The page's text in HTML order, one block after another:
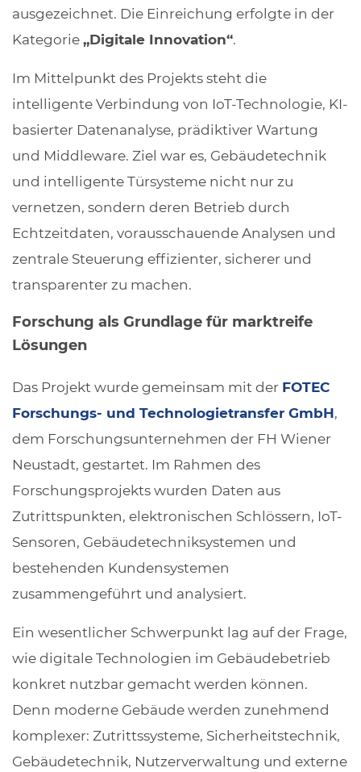
ausgezeichnet. Die Einreichung erfolgte in der
Kategorie „Digitale Innovation“.
Im Mittelpunkt des Projekts steht die
intelligente Verbindung von IoT-Technologie, KI-
basierter Datenanalyse, prädiktiver Wartung
und Middleware. Ziel war es, Gebäudetechnik
und intelligente Türsysteme nicht nur zu
vernetzen, sondern deren Betrieb durch
Echtzeitdaten, vorausschauende Analysen und
zentrale Steuerung effizienter, sicherer und
transparenter zu machen.
Forschung als Grundlage für marktreife
Lösungen
Das Projekt wurde gemeinsam mit der FOTEC
Forschungs- und Technologietransfer GmbH,
dem Forschungsunternehmen der FH Wiener
Neustadt, gestartet. Im Rahmen des
Forschungsprojekts wurden Daten aus
Zutrittspunkten, elektronischen Schlössern, IoT-
Sensoren, Gebäudetechniksystemen und
bestehenden Kundensystemen
zusammengeführt und analysiert.
Ein wesentlicher Schwerpunkt lag auf der Frage,
wie digitale Technologien im Gebäudebetrieb
konkret nutzbar gemacht werden können.
Denn moderne Gebäude werden zunehmend
komplexer: Zutrittssysteme, Sicherheitstechnik,
Gebäudetechnik, Nutzerverwaltung und externe